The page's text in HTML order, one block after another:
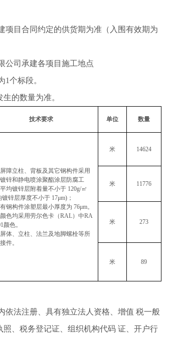
项目合同约定的供货期为准（入围有效期为
公司承建各项目施工地点
1个标段。
的数量为准。
技术要求 单位 数量
障立柱、背板及其它钢构件采用
锌和静电喷涂聚酯涂层防腐工
平均镀锌层附着量不小于 120g/㎡
镀锌层厚度不小于 17μm)；
钢构件涂塑层最小厚度为 76μm。
色均采用劳尔色卡（RAL）中RA
颜色。
体、立柱、法兰及地脚螺栓等所
件。
米 14624
米 11776
米 273
米 89
依法注册、具有独立法人资格、增值 税一般
、税务登记证、组织机构代码 证、开户行